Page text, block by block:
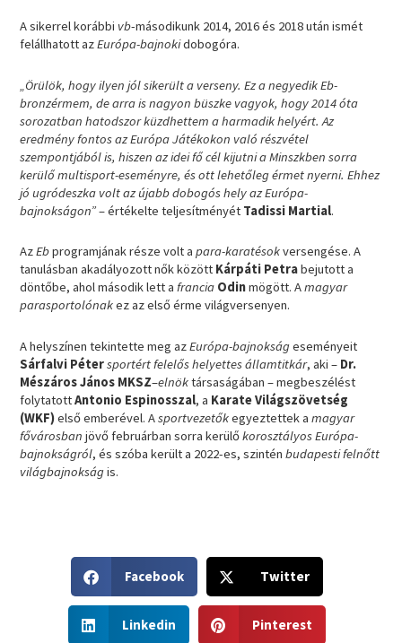
A sikerrel korábbi vb-másodikunk 2014, 2016 és 2018 után ismét
felállhatott azEurópa-bajnokidobogóra.
„Örülök, hogy ilyen jól sikerült a verseny. Ez a negyedik Eb-
bronzérmem, de arra is nagyon büszke vagyok, hogy 2014 óta
sorozatban hatodszor küzdhettem a harmadik helyért. Az
eredmény fontos az Európa Játékokon való részvétel
szempontjából is, hiszen az idei fő cél kijutni a Minszkben sorra
kerülő multisport-eseményre, és ott lehetőleg érmet nyerni. Ehhez
jó ugródeszka volt az újabb dobogós hely az Európa-
bajnokságon”– értékelte teljesítményét Tadissi Martial.
AzEbprogramjának része volt apara-karatésokversengése. A
tanulásban akadályozott nők között Kárpáti Petrabejutott a
döntőbe, ahol második lett afrancia Odinmögött. Amagyar
parasportolónakez az első érme világversenyen.
A helyszínen tekintette meg azEurópa-bajnokságeseményeit
Sárfalvi Pétersportért felelős helyettes államtitkár, aki – Dr.
Mészáros János MKSZ–elnöktársaságában – megbeszélést
folytatottAntonio Espinosszal, a Karate Világszövetség
(WKF)első emberével. Asportvezetőkegyeztettek amagyar
fővárosban jövő februárban sorra kerülőkorosztályos Európa-
bajnokságról, és szóba került a 2022-es, szinténbudapesti felnőtt
világbajnokságis.
h
r
Facebook
h
Twitter
h
Linkedin
h
Pinterest